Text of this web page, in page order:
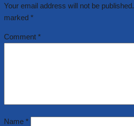
Your email address will not be published.
marked *
Comment *
Name *